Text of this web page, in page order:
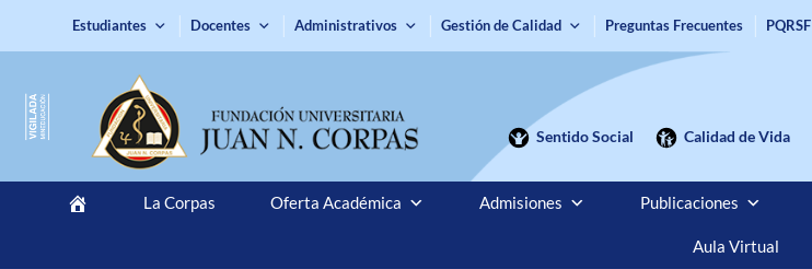
Estudiantes Docentes Administrativos Gestión de Calidad Preguntas Frecuentes PQRSF
Sentido Social Calidad de Vida
La Corpas Oferta Académica Admisiones Publicaciones
Aula Virtual